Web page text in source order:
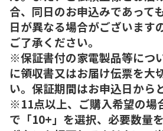
合、同日のお申込みであって
日が異なる場合がございます
ご了承ください。
※保証書付の家電製品等につ
に領収書又はお届け伝票を大
い。保証期間はお申込日から
※11点以上、ご購入希望の場
で「10+」を選択、必要数量